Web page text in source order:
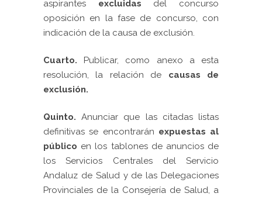
aspirantes excluidas del concurso
oposición en la fase de concurso, con
indicación de la causa de exclusión.
Cuarto. Publicar, como anexo a esta
resolución, la relación de causas de
exclusión.
Quinto. Anunciar que las citadas listas
definitivas se encontrarán expuestas al
público en los tablones de anuncios de
los Servicios Centrales del Servicio
Andaluz de Salud y de las Delegaciones
Provinciales de la Consejería de Salud, a